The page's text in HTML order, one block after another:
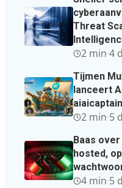
Threat
2 min·4
Tijmen
lanceert
aiaicaptain
2 min·5
Baas
hosted,
4 min·5